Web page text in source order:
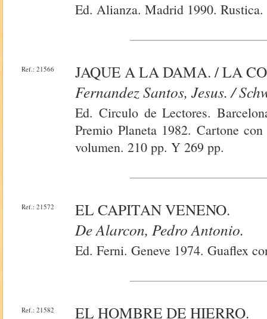
Ed. Alianza. Madrid 1990.
Ref.: 21566
JAQUE A LA DAMA. / LA
Fernandez Santos, Jesus. /
Ed. Circulo de Lectores.
Premio Planeta 1982. Cartone
volumen. 210 pp. Y 269 pp.
Ref.: 21572
EL CAPITAN VENENO.
De Alarcon, Pedro Antonio.
Ed. Ferni. Geneve 1974. Guaflex
Ref.: 21582 EL HOMBRE DE HIERRO.